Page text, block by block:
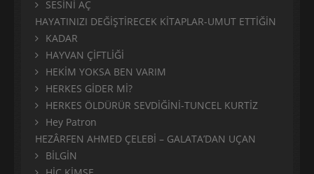
SESİNİ AÇ
HAYATINIZI DEĞİŞTİRECEK KİTAPLAR-UMUT ETTİĞİN
KADAR
HAYVAN ÇİFTLİĞİ
HEKİM YOKSA BEN VARIM
HERKES GİDER Mİ?
HERKES ÖLDÜRÜR SEVDİĞİNİ-TUNCEL KURTİZ
Hey Patron
HEZÂRFEN AHMED ÇELEBİ – GALATA’DAN UÇAN
BİLGİN